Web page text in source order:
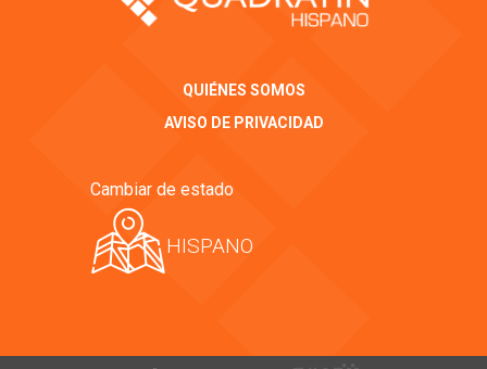
QUIÉNES SOMOS
AVISO DE PRIVACIDAD
Cambiar de estado
HISPANO